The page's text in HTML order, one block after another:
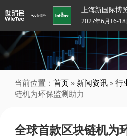
上海新国际博
2027年6月16-18
当前位置： 首页 » 新闻资讯 »行
链机为环保监测助力
全球首款区块链机为